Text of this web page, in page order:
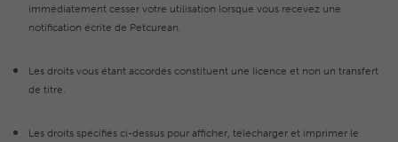
immédiatement cesser votre utilisation lorsque vous recevez une
notification écrite de Petcurean.
Les droits vous étant accordés constituent une licence et non un transfert
de titre.
Les droits spécifiés ci-dessus pour afficher, télécharger et imprimer le